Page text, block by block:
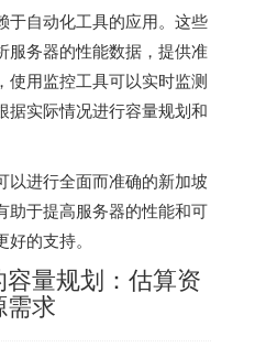
于自动化工具的应用。这些
服务器的性能数据，提供准
使用监控工具可以实时监测
据实际情况进行容量规划和
以进行全面而准确的新加坡
助于提高服务器的性能和可
的支持。
量规划：估算资
需求